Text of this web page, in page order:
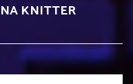
KNITTER